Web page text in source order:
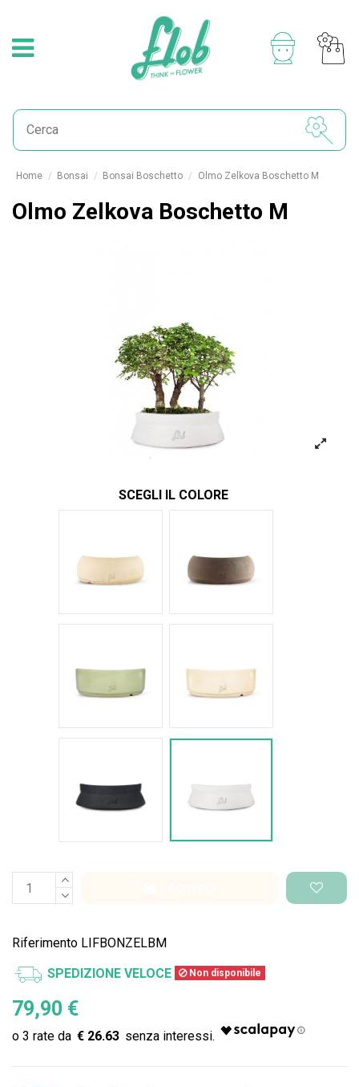
Home Bonsai Bonsai Boschetto Olmo Zelkova Boschetto M
Olmo Zelkova Boschetto M
SCEGLI IL COLORE
Riferimento LIFBONZELBM
SPEDIZIONE VELOCE Non disponibile
79,90 €
€ 26.63